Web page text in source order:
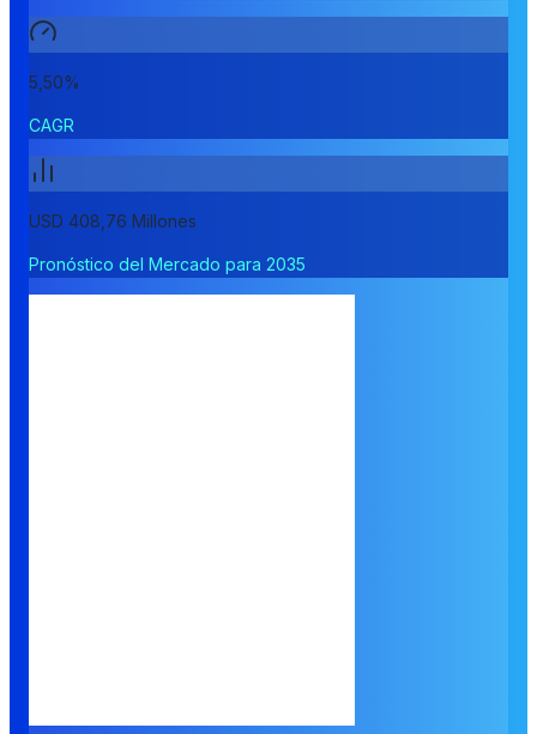
5,50%
CAGR
USD 408,76 Millones
Pronóstico del Mercado para 2035